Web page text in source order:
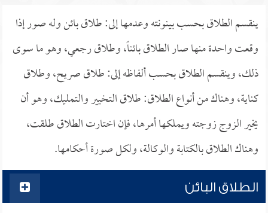
ينقسم الطلاق بحسب بينونته وعدمها إلى: طلاق بائن وله صور إذا
وقعت واحدة منها صار الطلاق بائناً، وطلاق رجعي، وهو ما سوى
ذلك، وينقسم الطلاق بحسب ألفاظه إلى: طلاق صريح، وطلاق
كناية، وهناك من أنواع الطلاق: طلاق التخيير والتمليك، وهو أن
يخير الزوج زوجته ويملكها أمرها، فإن اختارت الطلاق طلقت،
وهناك الطلاق بالكتابة والوكالة، ولكل صورة أحكامها.
الطلاق البائن